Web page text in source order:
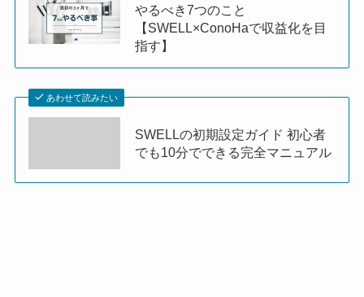
やるべき7つのこと
【SWELL×ConoHaで収益化を目
指す】
あわせて読みたい
SWELLの初期設定ガイド 初心者
でも10分でできる完全マニュアル